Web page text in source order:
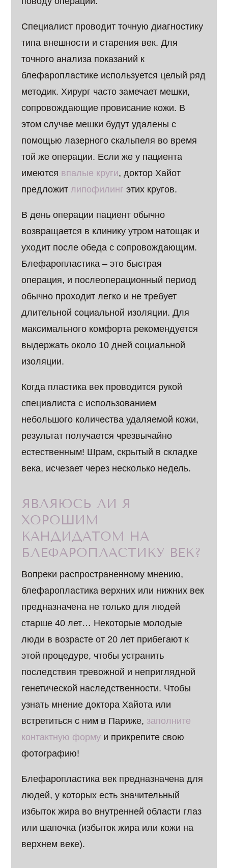
Специалист проводит точную диагностику
типа внешности и старения век. Для
точного анализа показаний к
блефаропластике используется целый ряд
методик. Хирург часто замечает мешки,
сопровождающие провисание кожи. В
этом случае мешки будут удалены с
помощью лазерного скальпеля во время
той же операции. Если же у пациента
имеются впалые круги, доктор Хайот
предложитлипофилингэтих кругов.
В день операции пациент обычно
возвращается в клинику утром натощак и
уходит после обеда с сопровождающим.
Блефаропластика – это быстрая
операция, и послеоперационный период
обычно проходит легко и не требует
длительной социальной изоляции. Для
максимального комфорта рекомендуется
выдержать около 10 дней социальной
изоляции.
Когда пластика век проводится рукой
специалиста с использованием
небольшого количества удаляемой кожи,
результат получается чрезвычайно
естественным! Шрам, скрытый в складке
века, исчезает через несколько недель.
ЯВЛЯЮСЬ ЛИ Я
ХОРОШИМ
КАНДИДАТОМ НА
БЛЕФАРОПЛАСТИКУ ВЕК?
Вопреки распространенному мнению,
блефаропластика верхних или нижних век
предназначена не только для людей
старше 40 лет… Некоторые молодые
люди в возрасте от 20 лет прибегают к
этой процедуре, чтобы устранить
последствия тревожной и неприглядной
генетической наследственности. Чтобы
узнать мнение доктора Хайота или
встретиться с ним в Париже, заполните
контактную форму и прикрепите свою
фотографию!
Блефаропластика век предназначена для
людей, у которых есть значительный
избыток жира во внутренней области глаз
или шапочка (избыток жира или кожи на
верхнем веке).